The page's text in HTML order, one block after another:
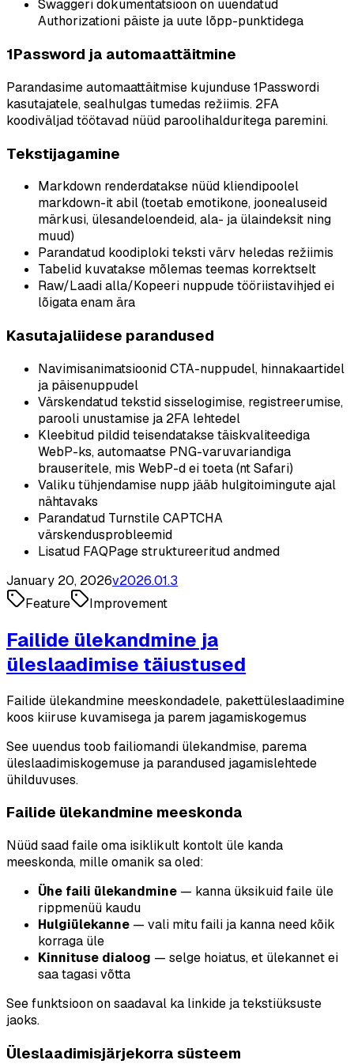
Swaggeri dokumentatsioon on uuendatud
Authorizationi päiste ja uute lõpp-punktidega
1Password ja automaattäitmine
Parandasime automaattäitmise kujunduse 1Passwordi
kasutajatele, sealhulgas tumedas režiimis. 2FA
koodiväljad töötavad nüüd paroolihalduritega paremini.
Tekstijagamine
Markdown renderdatakse nüüd kliendipoolel
markdown-it abil (toetab emotikone, joonealuseid
märkusi, ülesandeloendeid, ala- ja ülaindeksit ning
muud)
Parandatud koodiploki teksti värv heledas režiimis
Tabelid kuvatakse mõlemas teemas korrektselt
Raw/Laadi alla/Kopeeri nuppude tööriistavihjed ei
lõigata enam ära
Kasutajaliidese parandused
Navimisanimatsioonid CTA-nuppudel, hinnakaartidel
ja päisenuppudel
Värskendatud tekstid sisselogimise, registreerumise,
parooli unustamise ja 2FA lehtedel
Kleebitud pildid teisendatakse täiskvaliteediga
WebP-ks, automaatse PNG-varuvariandiga
brauseritele, mis WebP-d ei toeta (nt Safari)
Valiku tühjendamise nupp jääb hulgitoimingute ajal
nähtavaks
Parandatud Turnstile CAPTCHA
värskendusprobleemid
Lisatud FAQPage struktureeritud andmed
January 20, 2026v2026.01.3
Feature
Improvement
Failide ülekandmine ja
üleslaadimise täiustused
Failide ülekandmine meeskondadele, pakettüleslaadimine
koos kiiruse kuvamisega ja parem jagamiskogemus
See uuendus toob failiomandi ülekandmise, parema
üleslaadimiskogemuse ja parandused jagamislehtede
ühilduvuses.
Failide ülekandmine meeskonda
Nüüd saad faile oma isiklikult kontolt üle kanda
meeskonda, mille omanik sa oled:
Ühe faili ülekandmine — kanna üksikuid faile üle
rippmenüü kaudu
Hulgiülekanne — vali mitu faili ja kanna need kõik
korraga üle
Kinnituse dialoog — selge hoiatus, et ülekannet ei
saa tagasi võtta
See funktsioon on saadaval ka linkide ja tekstiüksuste
jaoks.
Üleslaadimisjärjekorra süsteem